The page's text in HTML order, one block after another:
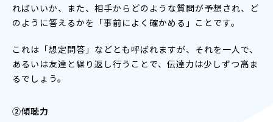
ればいいか、また、相手からどのような質問が予想され、ど
のように答えるかを「事前によく確かめる」ことです。
これは「想定問答」などとも呼ばれますが、それを一人で、
あるいは友達と繰り返し行うことで、伝達力は少しずつ高ま
るでしょう。
②傾聴力